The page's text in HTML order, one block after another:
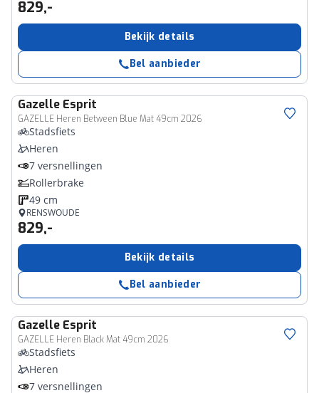
829,-
Bekijk details
Bel aanbieder
Gazelle Esprit
GAZELLE Heren Between Blue Mat 49cm 2026
Stadsfiets
Heren
7 versnellingen
Rollerbrake
49 cm
RENSWOUDE
829,-
Bekijk details
Bel aanbieder
Gazelle Esprit
GAZELLE Heren Black Mat 49cm 2026
Stadsfiets
Heren
7 versnellingen